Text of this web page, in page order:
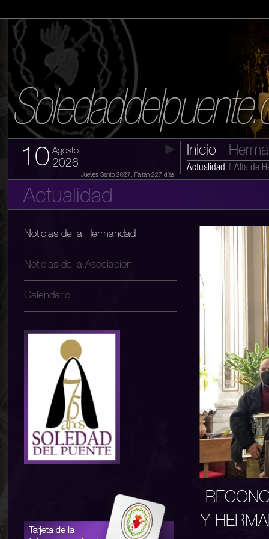
10 Agosto
2026
Jueves Santo 2027. Faltan 227 días
Inicio
Actualidad | Alta de
Actualidad
Noticias de la Hermandad
Noticias de la Asociación
Calendario
Y